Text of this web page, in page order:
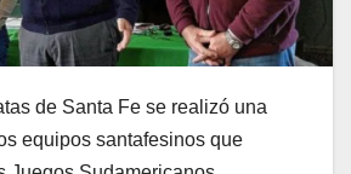
de Santa Fe se realizó una
equipos santafesinos que